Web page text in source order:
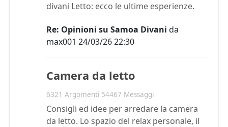
divani Letto: ecco le ultime esperienze.
Re: Opinioni su Samoa Divani da
max001 24/03/26 22:30
Camera da letto
6321 Argomenti 54467 Messaggi
Consigli ed idee per arredare la camera
da letto. Lo spazio del relax personale, il